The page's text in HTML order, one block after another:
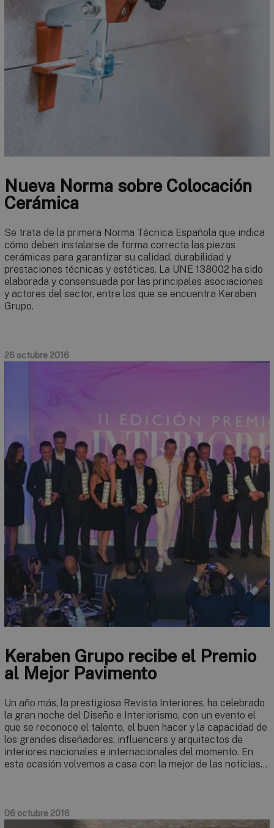
Nueva Norma sobre Colocación
Cerámica
Se trata de la primera Norma Técnica Española que indica
cómo deben instalarse de forma correcta las piezas
cerámicas para garantizar su calidad, durabilidad y
prestaciones técnicas y estéticas. La UNE 138002 ha sido
elaborada y consensuada por las principales asociaciones
y actores del sector, entre los que se encuentra Keraben
Grupo.
26 octubre 2016
Keraben Grupo recibe el Premio
al Mejor Pavimento
Un año más, la prestigiosa Revista Interiores, ha celebrado
la gran noche del Diseño e Interiorismo, con un evento el
que se reconoce el talento, el buen hacer y la capacidad de
los grandes diseñadores, influencers y arquitectos de
interiores nacionales e internacionales del momento. En
esta ocasión volvemos a casa con la mejor de las noticias…
06 octubre 2016